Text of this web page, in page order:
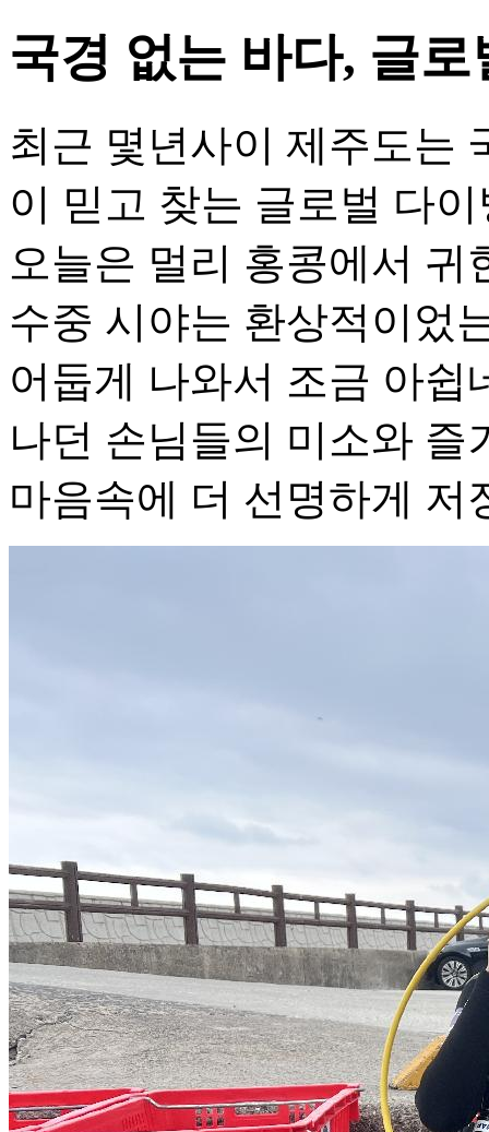
국경 없는 바다, 글
최근 몇년사이 제주도는
이 믿고 찾는 글로벌 다
오늘은 멀리 홍콩에서 귀
수중 시야는 환상적이었
어둡게 나와서 조금 아쉽
나던 손님들의 미소와
마음속에 더 선명하게 저